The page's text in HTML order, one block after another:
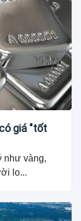
giá "tốt
như vàng,
lo...